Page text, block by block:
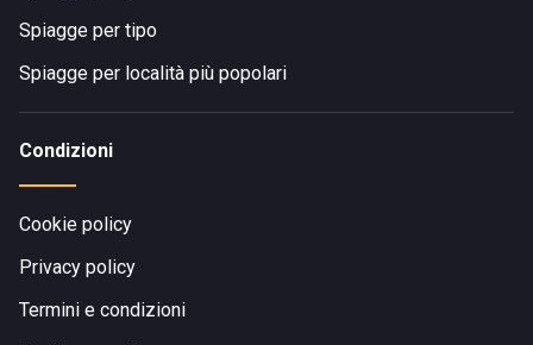
Spiagge per tipo
Spiagge per località più popolari
Condizioni
Cookie policy
Privacy policy
Termini e condizioni